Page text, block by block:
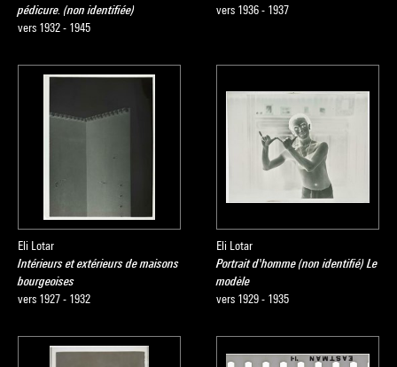
pédicure. (non identifiée)
vers 1932 - 1945
vers 1936 - 1937
Eli Lotar
Intérieurs et extérieurs de maisons
bourgeoises
vers 1927 - 1932
Eli Lotar
Portrait d'homme (non identifié) Le
modèle
vers 1929 - 1935